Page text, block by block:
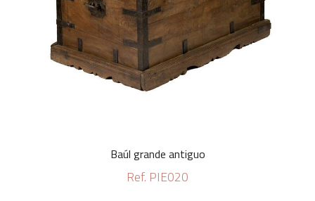
Baúl grande antiguo
Ref. PIE020